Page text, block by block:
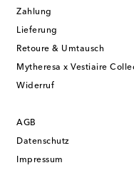
Zahlung
Lieferung
Retoure & Umtausch
Mytheresa x Vestiaire
Widerruf
AGB
Datenschutz
Impressum